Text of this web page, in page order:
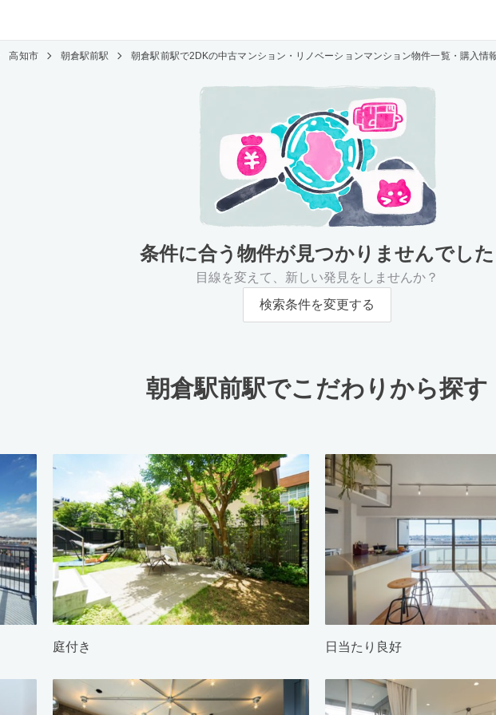
高知市 朝倉駅前駅 朝倉駅前駅で2DKの中古マンション・リノベーションマンション物件一覧・購入情
条件に合う物件が見つかりませんでした
目線を変えて、新しい発見をしませんか？
検索条件を変更する
朝倉駅前駅でこだわりから探す
庭付き 日当たり良好